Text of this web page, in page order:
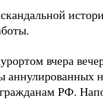
вчера
аннулированных
РФ.